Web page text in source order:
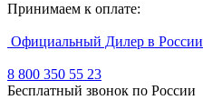
Принимаем к оплате:
Официальный Дилер в России
8 800 350 55 23
Бесплатный звонок по России